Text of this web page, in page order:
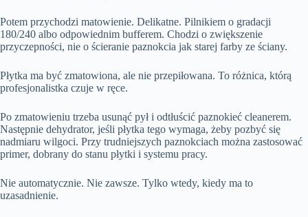
Potem przychodzi matowienie. Delikatne. Pilnikiem o gradacji
180/240 albo odpowiednim bufferem. Chodzi o zwiększenie
przyczepności, nie o ścieranie paznokcia jak starej farby ze ściany.
Płytka ma być zmatowiona, ale nie przepiłowana. To różnica, którą
profesjonalistka czuje w ręce.
Po zmatowieniu trzeba usunąć pył i odtłuścić paznokieć cleanerem.
Następnie dehydrator, jeśli płytka tego wymaga, żeby pozbyć się
nadmiaru wilgoci. Przy trudniejszych paznokciach można zastosować
primer, dobrany do stanu płytki i systemu pracy.
Nie automatycznie. Nie zawsze. Tylko wtedy, kiedy ma to
uzasadnienie.